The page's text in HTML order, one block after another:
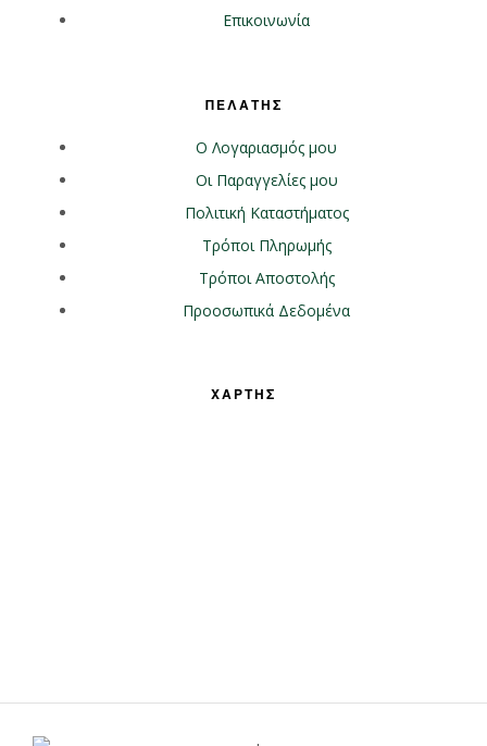
Επικοινωνία
ΠΕΛΑΤΗΣ
Ο Λογαριασμός μου
Οι Παραγγελίες μου
Πολιτική Καταστήματος
Τρόποι Πληρωμής
Τρόποι Αποστολής
Προοσωπικά Δεδομένα
ΧΑΡΤΗΣ